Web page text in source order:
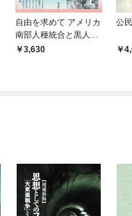
自由を求めて アメリカ
南部人種統合と黒人学
校の行方
3,630
公